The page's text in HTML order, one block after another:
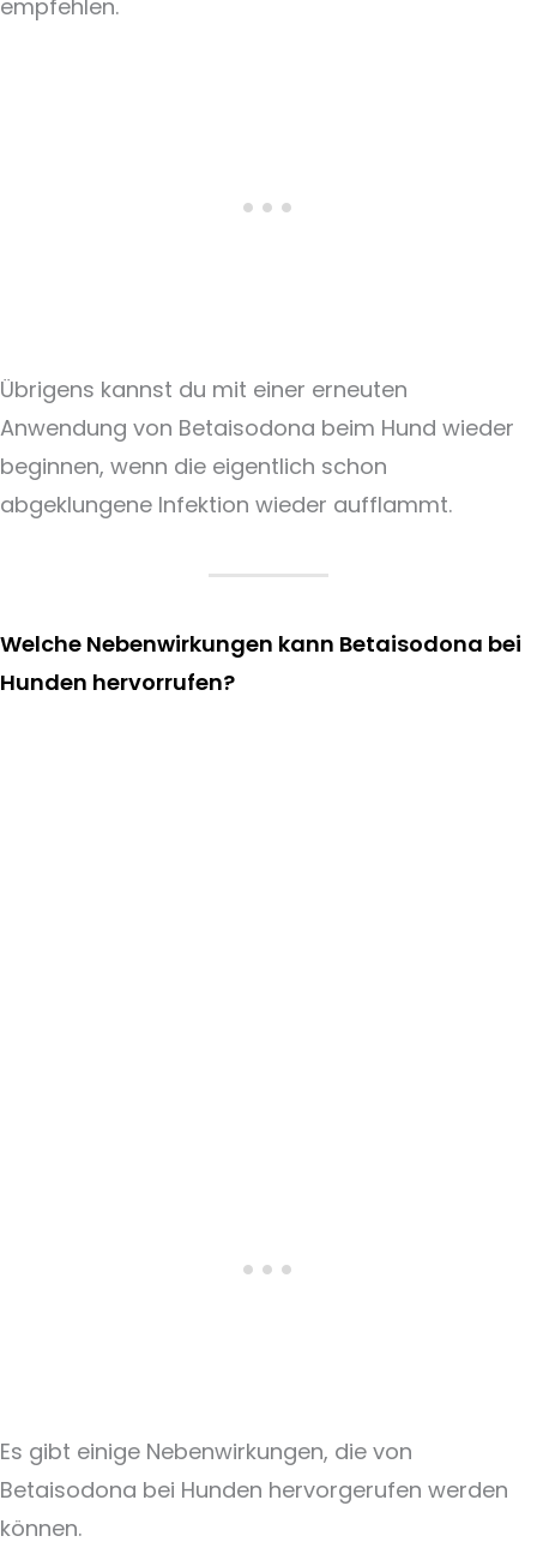
empfehlen.
Übrigens kannst du mit einer erneuten
Anwendung von Betaisodona beim Hund wieder
beginnen, wenn die eigentlich schon
abgeklungene Infektion wieder aufflammt.
Welche Nebenwirkungen kann Betaisodona bei
Hunden hervorrufen?
Es gibt einige Nebenwirkungen, die von
Betaisodona bei Hunden hervorgerufen werden
können.